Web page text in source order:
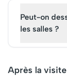
Peut-on
les salles ?
Après la visite